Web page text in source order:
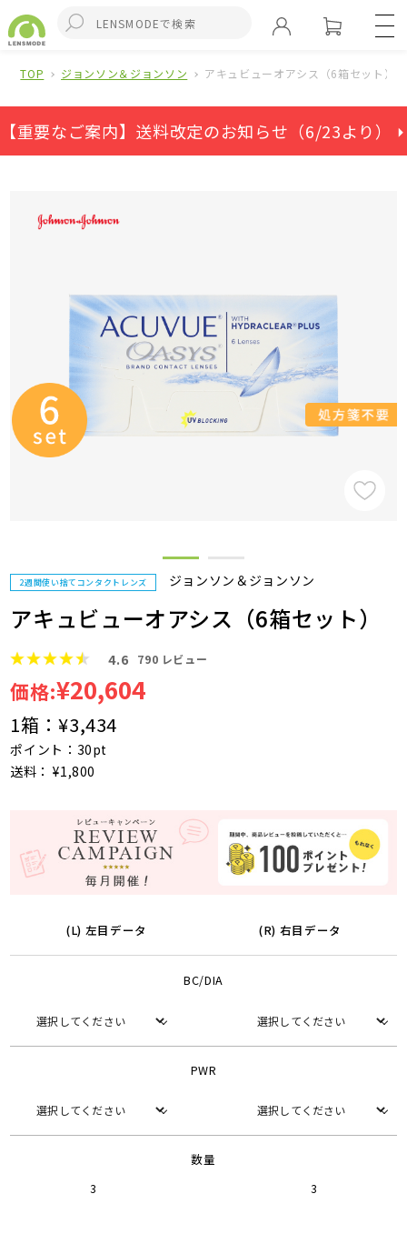
TOP ジョンソン＆ジョンソン アキュビューオアシス（6箱セット）
【重要なご案内】送料改定のお知らせ（6/23より） ⏵
2週間使い捨てコンタクトレンズ ジョンソン＆ジョンソン
アキュビューオアシス（6箱セット）
4.6 790 レビュー
価格:¥20,604
1箱：¥3,434
ポイント：30pt
送料： ¥1,800
(L) 左目データ (R) 右目データ
BC/DIA
PWR
数量
3 3